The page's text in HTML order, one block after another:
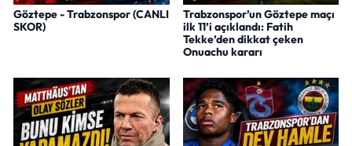
Göztepe - Trabzonspor (CANLI
SKOR)
Trabzonspor’un Göztepe maçı
ilk 11’i açıklandı: Fatih
Tekke’den dikkat çeken
Onuachu kararı